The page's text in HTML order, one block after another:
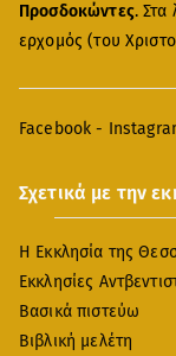
Προσδοκώντες. Στα
ερχομός (του
Facebook -
Σχετικά με την
Η Εκκλησία της
Εκκλησίες
Βασικά πιστεύω
Βιβλική μελέτη